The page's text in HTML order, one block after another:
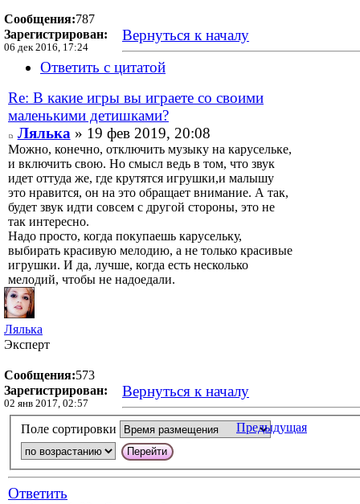
Сообщения:787
Зарегистрирован:
06 дек 2016, 17:24
Вернуться к началу
Ответить с цитатой
Re: В какие игры вы играете со своими
маленькими детишками?
Лялька» 19 фев 2019, 20:08
Можно, конечно, отключить музыку на карусельке,
и включить свою. Но смысл ведь в том, что звук
идет оттуда же, где крутятся игрушки,и малышу
это нравится, он на это обращает внимание. А так,
будет звук идти совсем с другой стороны, это не
так интересно.
Надо просто, когда покупаешь карусельку,
выбирать красивую мелодию, а не только красивые
игрушки. И да, лучше, когда есть несколько
мелодий, чтобы не надоедали.
Лялька
Эксперт
Сообщения:573
Зарегистрирован:
02 янв 2017, 02:57
Вернуться к началу
Предыдущая
Поле сортировки
Ответить